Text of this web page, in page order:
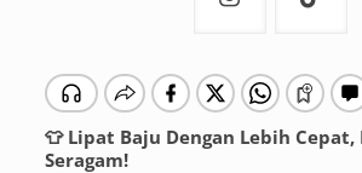
👕 Lipat Baju Dengan Lebih Cepat,
Seragam!